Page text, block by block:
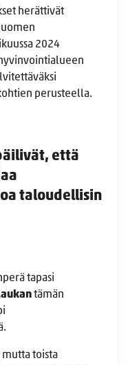
herättivät
2024
perusteella.
että
taloudellisin
tapasi
tämän
mutta toista